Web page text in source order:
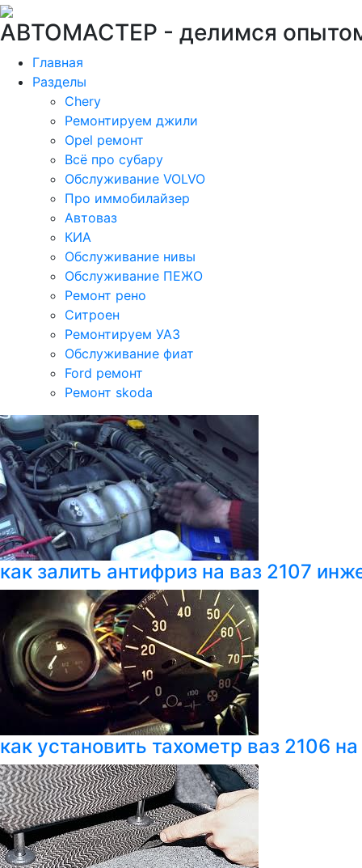
АВТОМАСТЕР - делимся
Главная
Разделы
Chery
Ремонтируем джили
Opel ремонт
Всё про субару
Обслуживание VOLVO
Про иммобилайзер
Автоваз
КИА
Обслуживание нивы
Обслуживание ПЕЖО
Ремонт рено
Ситроен
Ремонтируем УАЗ
Обслуживание фиат
Ford ремонт
Ремонт skoda
как залить антифриз на ваз 2107
как установить тахометр ваз 2106